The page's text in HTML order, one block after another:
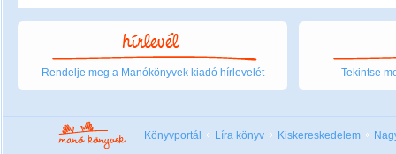
Rendelje meg a Manókönyvek kiadó hírlevelét Tekintse
Könyvportál Líra könyv Kiskereskedelem